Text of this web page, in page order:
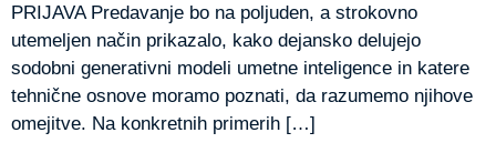
PRIJAVA Predavanje bo na poljuden, a strokovno
utemeljen način prikazalo, kako dejansko delujejo
sodobni generativni modeli umetne inteligence in katere
tehnične osnove moramo poznati, da razumemo njihove
omejitve. Na konkretnih primerih […]